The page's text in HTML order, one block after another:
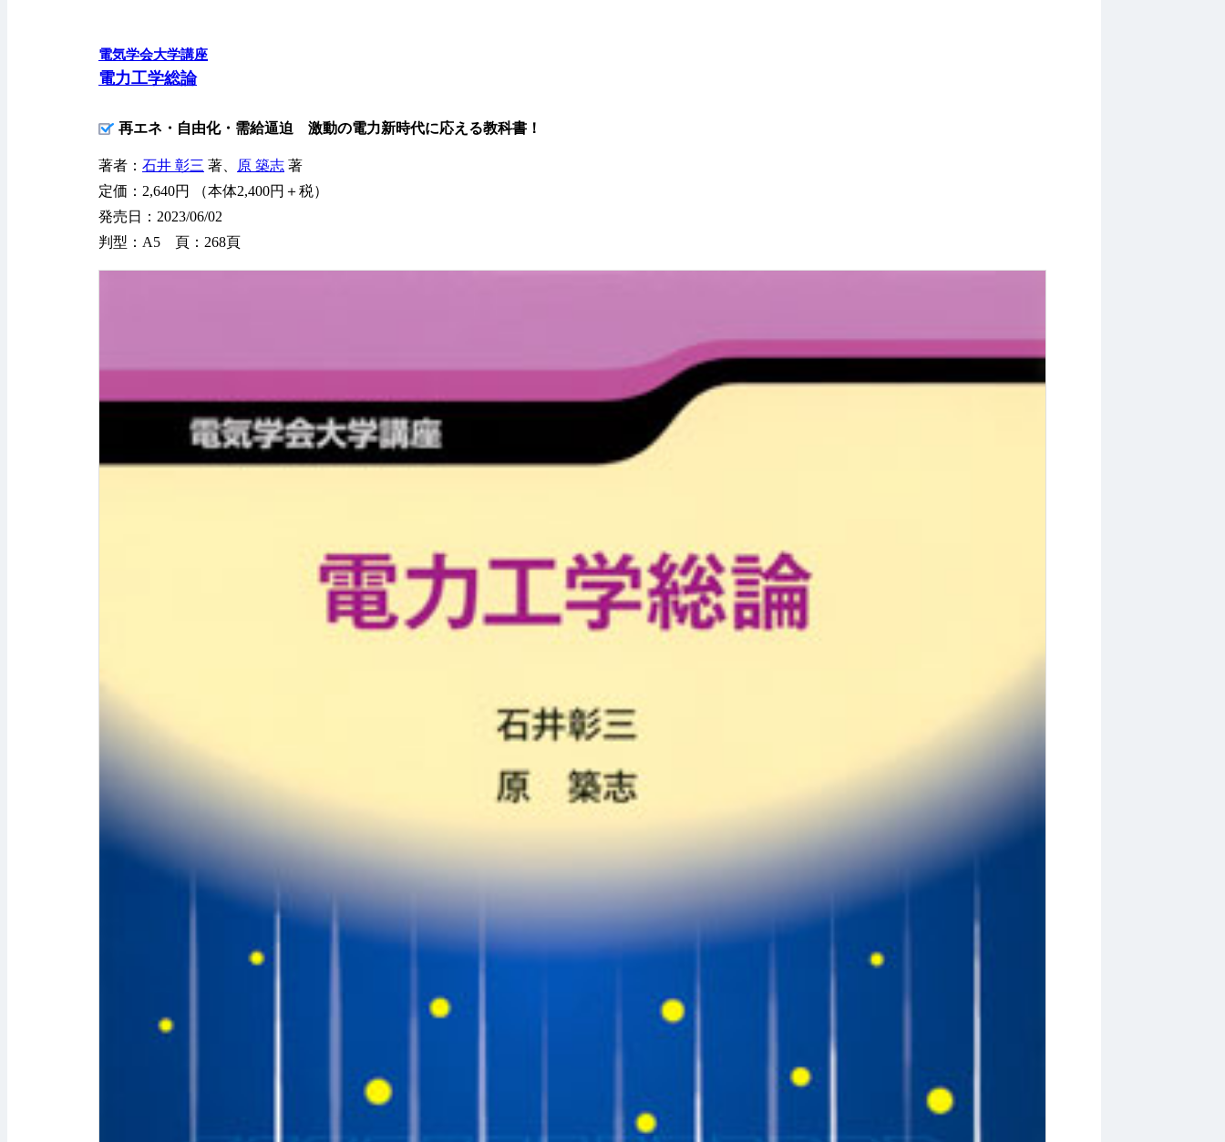
電気学会大学講座
電力工学総論
再エネ・自由化・需給逼迫 激動の電力新時代に応える教科書！
著者： 石井 彰三 著、 原 築志 著
定価：2,640円 （本体2,400円＋税）
発売日：2023/06/02
判型：A5 頁：268頁